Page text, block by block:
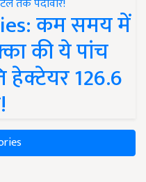
कम समय में
की ये पांच
हेक्टेयर 126.6